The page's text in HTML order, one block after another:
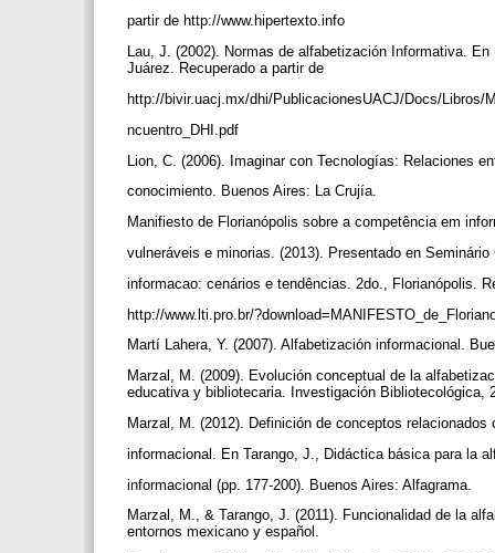
partir de http://www.hipertexto.info
Lau, J. (2002). Normas de alfabetización Informativa.
Juárez. Recuperado a partir de
http://bivir.uacj.mx/dhi/PublicacionesUACJ/Docs/Libros/
ncuentro_DHI.pdf
Lion, C. (2006). Imaginar con Tecnologías: Relaciones
conocimiento. Buenos Aires: La Crujía.
Manifiesto de Florianópolis sobre a competência em
vulneráveis e minorias. (2013). Presentado en
informacao: cenários e tendências. 2do., Florianópolis.
http://www.lti.pro.br/
Martí Lahera, Y. (2007). Alfabetización informacional.
Marzal, M. (2009). Evolución conceptual de la
educativa y bibliotecaria. Investigación Bibliotecológica,
Marzal, M. (2012). Definición de conceptos
informacional. En Tarango, J., Didáctica básica para la
informacional (pp. 177-200). Buenos Aires: Alfagrama.
Marzal, M., & Tarango, J. (2011). Funcionalidad de la
entornos mexicano y español.